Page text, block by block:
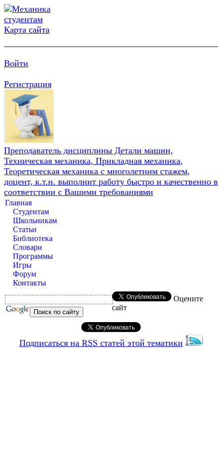
Карта сайта
Войти
Регистрация
Преподаватель дисциплины Детали машин,
Техническая механика, Прикладная механика,
Теоретическая механика с многолетним стажем,
доцент, к.т.н. выполнит работу быстро и качественно в
соответствии с Вашими требованиями
Главная
Студентам
Школьникам
Статьи
Библиотека
Словари
Программы
Игры
Форум
Контакты
Оцените
сайт
Подписаться на RSS статей этой тематики